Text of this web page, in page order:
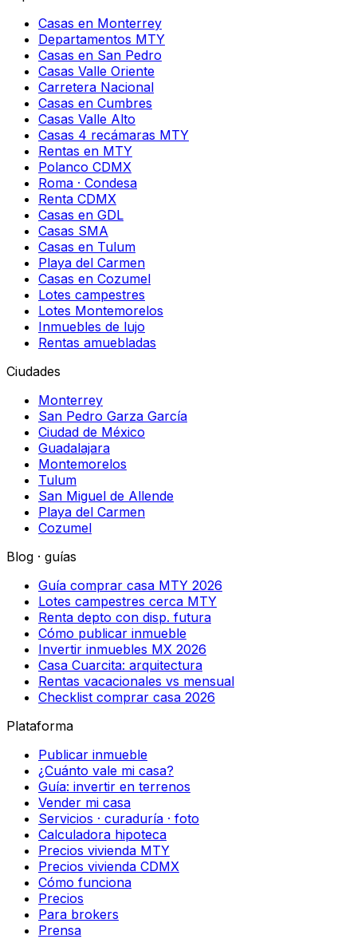
Casas en Monterrey
Departamentos MTY
Casas en San Pedro
Casas Valle Oriente
Carretera Nacional
Casas en Cumbres
Casas Valle Alto
Casas 4 recámaras MTY
Rentas en MTY
Polanco CDMX
Roma · Condesa
Renta CDMX
Casas en GDL
Casas SMA
Casas en Tulum
Playa del Carmen
Casas en Cozumel
Lotes campestres
Lotes Montemorelos
Inmuebles de lujo
Rentas amuebladas
Ciudades
Monterrey
San Pedro Garza García
Ciudad de México
Guadalajara
Montemorelos
Tulum
San Miguel de Allende
Playa del Carmen
Cozumel
Blog · guías
Guía comprar casa MTY 2026
Lotes campestres cerca MTY
Renta depto con disp. futura
Cómo publicar inmueble
Invertir inmuebles MX 2026
Casa Cuarcita: arquitectura
Rentas vacacionales vs mensual
Checklist comprar casa 2026
Plataforma
Publicar inmueble
¿Cuánto vale mi casa?
Guía: invertir en terrenos
Vender mi casa
Servicios · curaduría · foto
Calculadora hipoteca
Precios vivienda MTY
Precios vivienda CDMX
Cómo funciona
Precios
Para brokers
Prensa